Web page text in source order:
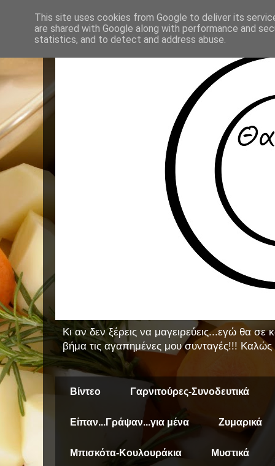
Κι αν δεν ξέρεις να μαγειρεύεις...εγώ θα
βήμα τις αγαπημένες μου συνταγές!!! Καλώς
Βίντεο Γαρνιτούρες-Συνοδευτικά
Είπαν...Γράψαν...για μένα Ζυμαρικά
Μπισκότα-Κουλουράκια Μυστικά
This site uses cookies from Google to deliver its
are shared with Google along with performance and
statistics, and to detect and address abuse.